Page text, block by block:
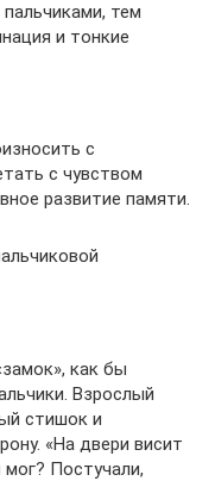
тем
и тонкие
с
с чувством
развитие памяти.
как бы
Взрослый
стишок и
«На двери висит
Постучали,